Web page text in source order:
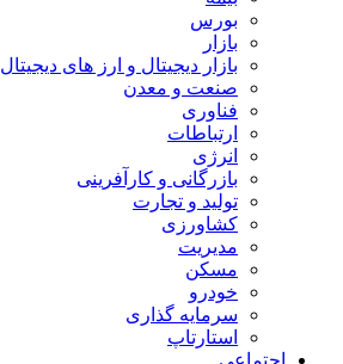
بورس
بازار
بازار دیجیتال و ارز های دیجیتال
صنعت و معدن
فناوری
ارتباطات
انرژی
بازرگانی و کارآفرینی
تولید و تجارت
کشاورزی
مدیریت
مسکن
خودرو
سرمایه گذاری
استارتاپ
اجتماعی